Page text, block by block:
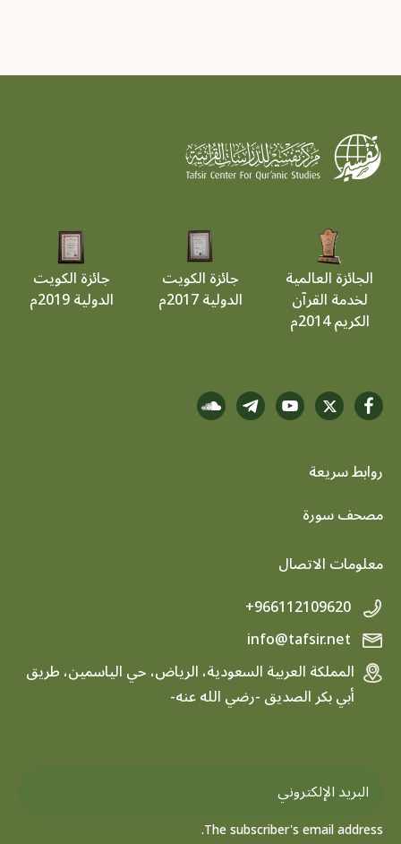
الجائزة العالمية
لخدمة القرآن
الكريم 2014م
جائزة الكويت
الدولية 2017م
جائزة الكويت
الدولية 2019م
روابط سريعة
footer menu
مصحف سورة
معلومات الاتصال
+966112109620
المملكة العربية السعودية، الرياض، حي الياسمين، طريق
أبي بكر الصديق -رضي الله عنه-
The subscriber's email address.